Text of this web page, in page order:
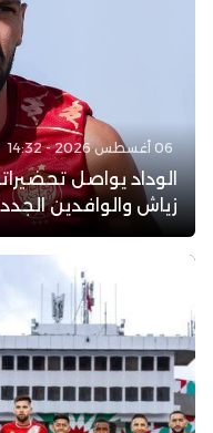
06 أغسطس 2026 - 14:32
الوداد يواصل
زياش والوافدين